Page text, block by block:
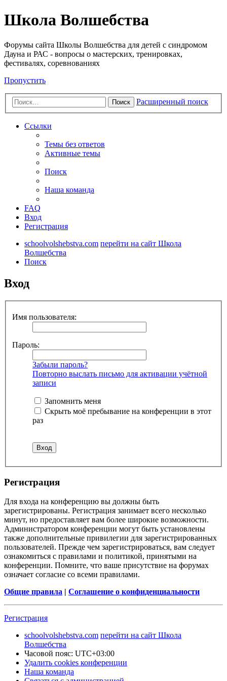
Школа Волшебства
Форумы сайта Школы Волшебства для детей с синдромом
Дауна и РАС - вопросы о мастерских, тренировках,
фестивалях, соревнованиях
Пропустить
Поиск Расширенный поиск
Ссылки
Темы без ответов
Активные темы
Поиск
Наша команда
FAQ
Вход
Регистрация
schoolvolshebstva.com перейти на сайт Школа
Волшебства
Поиск
Вход
Имя пользователя:
Пароль:
Забыли пароль?
Повторно выслать письмо для активации учётной
записи
Запомнить меня
Скрыть моё пребывание на конференции в этот
раз
Регистрация
Для входа на конференцию вы должны быть
зарегистрированы. Регистрация занимает всего несколько
минут, но предоставляет вам более широкие возможности.
Администратором конференции могут быть установлены
также дополнительные привилегии для зарегистрированных
пользователей. Прежде чем зарегистрироваться, вам следует
ознакомиться с правилами и политикой, принятыми на
конференции. Помните, что ваше присутствие на форумах
означает согласие со всеми правилами.
Общие правила | Соглашение о конфиденциальности
Регистрация
schoolvolshebstva.com перейти на сайт Школа
Волшебства
Часовой пояс: UTC+03:00
Удалить cookies конференции
Наша команда